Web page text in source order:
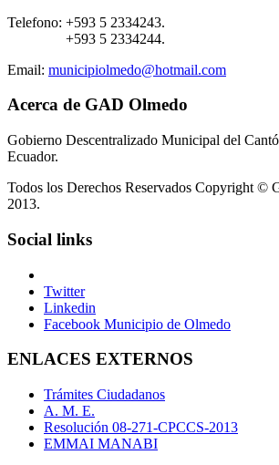
Telefono: +593 5 2334243.
+593 5 2334244.
Email: municipiolmedo@hotmail.com
Acerca de GAD Olmedo
Gobierno Descentralizado Municipal del
Ecuador.
Todos los Derechos Reservados Copyright
2013.
Social links
Twitter
Linkedin
Facebook Municipio de Olmedo
ENLACES EXTERNOS
Trámites Ciudadanos
A. M. E.
Resolución 08-271-CPCCS-2013
EMMAI MANABI